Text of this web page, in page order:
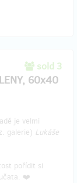
sold 3
60x40
je velmi
galerie) Lukáše
pořídit si
❤️